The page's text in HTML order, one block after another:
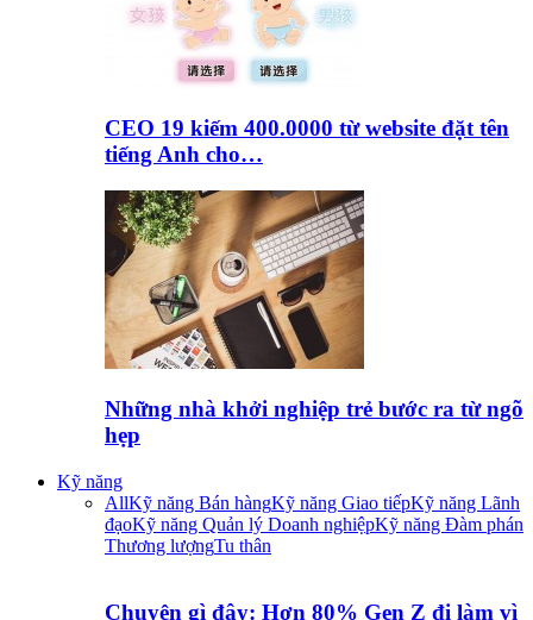
CEO 19 kiếm 400.0000 từ website đặt tên
tiếng Anh cho…
Những nhà khởi nghiệp trẻ bước ra từ ngõ
hẹp
Kỹ năng
AllKỹ năng Bán hàngKỹ năng Giao tiếpKỹ năng Lãnh
đạoKỹ năng Quản lý Doanh nghiệpKỹ năng Đàm phán
Thương lượngTu thân
Chuyện gì đây: Hơn 80% Gen Z đi làm vì